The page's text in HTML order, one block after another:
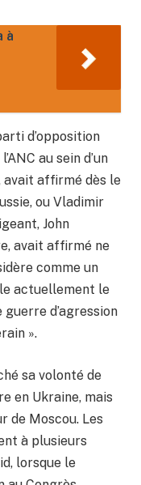
à
d’opposition
au sein d’un
avait affirmé dès le
ou Vladimir
John
avait affirmé ne
comme un
actuellement le
d’agression
».
sa volonté de
en Ukraine, mais
de Moscou. Les
à plusieurs
lorsque le